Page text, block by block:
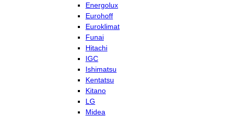
Energolux
Eurohoff
Euroklimat
Funai
Hitachi
IGC
Ishimatsu
Kentatsu
Kitano
LG
Midea